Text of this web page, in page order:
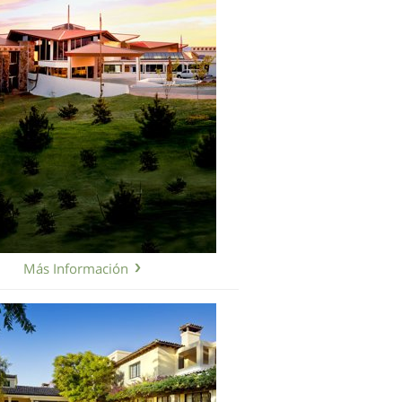
Noruego
Portugués
Ruso
Sueco
Chino
Árabe
Nepalí
Ucraniano
Turco
Todas las Regiones/Idiomas
Más Información